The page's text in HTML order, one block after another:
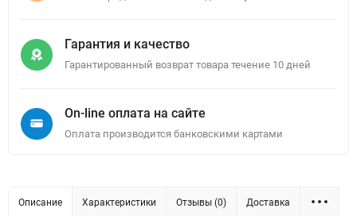
Гарантия и качество
Гарантированный возврат товара течение 10 дней
On-line оплата на сайте
Оплата производится банковскими картами
Описание Характеристики Отзывы (0) Доставка